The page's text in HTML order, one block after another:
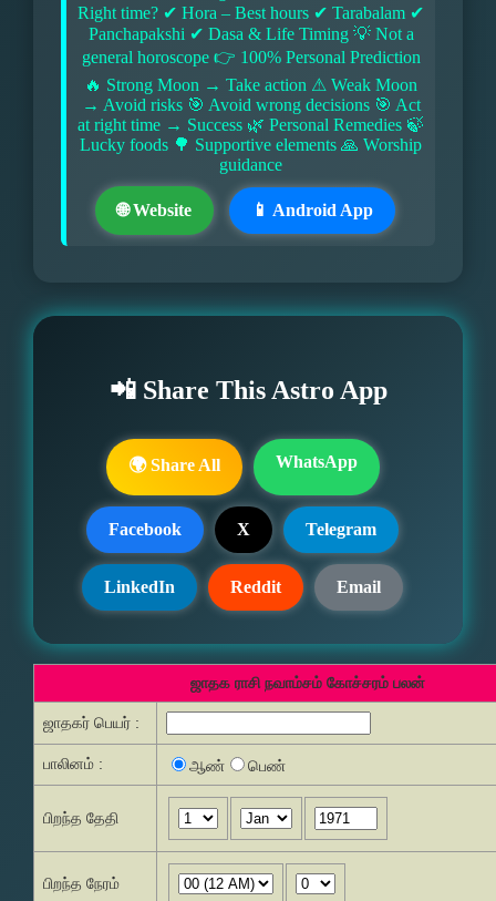
Right time? ✔ Hora – Best hours ✔ Tarabalam ✔
Panchapakshi ✔ Dasa & Life Timing 💡 Not a
general horoscope 👉 100% Personal Prediction
🔥 Strong Moon → Take action ⚠ Weak Moon
→ Avoid risks 🎯 Avoid wrong decisions 🎯 Act
at right time → Success 🌿 Personal Remedies 🍃
Lucky foods 🌳 Supportive elements 🙏 Worship
guidance
🌐 Website 📱 Android App
📲 Share This Astro App
🌍 Share All WhatsApp
Facebook X Telegram
LinkedIn Reddit Email
ஜாதக ராசி நவாம்சம் கோச்சரம் பலன்
ஜாதகர் பெயர் :
பாலினம் : ஆண் பெண்
பிறந்த தேதி
பிறந்த நேரம்